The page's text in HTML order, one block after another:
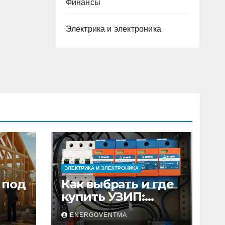
Финансы
Электрика и электроника
под
ЭЛЕКТРИКА И ЭЛЕКТРОНИКА
Как выбрать и где
купить УЗИП:
особенности
устройств защиты
ENERGOVENTMA